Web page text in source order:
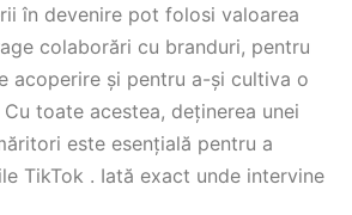
în devenire pot folosi valoarea
colaborări cu branduri, pentru
acoperire și pentru a-și cultiva o
toate acestea, deținerea unei
este esențială pentru a
TikTok . Iată exact unde intervine